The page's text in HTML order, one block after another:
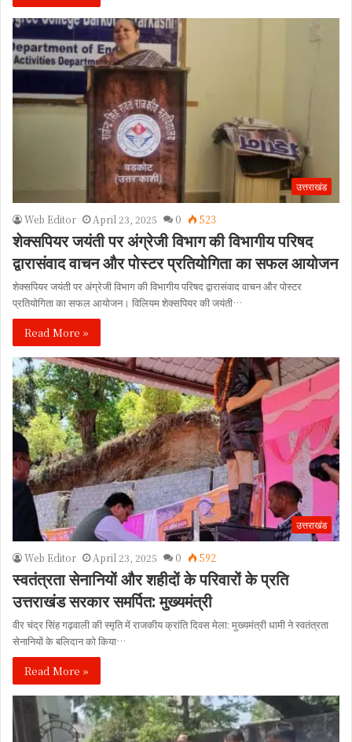
उत्तराखंड
Web Editor April 23, 2025 0 523
शेक्सपियर जयंती पर अंग्रेजी विभाग की विभागीय परिषद
द्वारासंवाद वाचन और पोस्टर प्रतियोगिता का सफल आयोजन
शेक्सपियर जयंती पर अंग्रेजी विभाग की विभागीय परिषद द्वारासंवाद वाचन और पोस्टर
प्रतियोगिता का सफल आयोजन। विलियम शेक्सपियर की जयंती…
Read More »
उत्तराखंड
Web Editor April 23, 2025 0 592
स्वतंत्रता सेनानियों और शहीदों के परिवारों के प्रति
उत्तराखंड सरकार समर्पित: मुख्यमंत्री
वीर चंद्र सिंह गढ़वाली की स्मृति में राजकीय क्रांति दिवस मेला: मुख्यमंत्री धामी ने स्वतंत्रता
सेनानियों के बलिदान को किया…
Read More »